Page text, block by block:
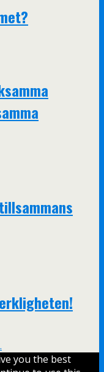
you the best